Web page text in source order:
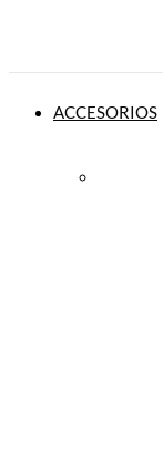
ACCESORIOS